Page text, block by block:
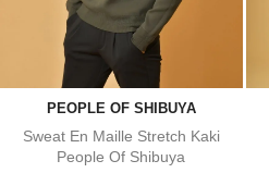
PEOPLE OF SHIBUYA
Sweat En Maille Stretch Kaki
People Of Shibuya